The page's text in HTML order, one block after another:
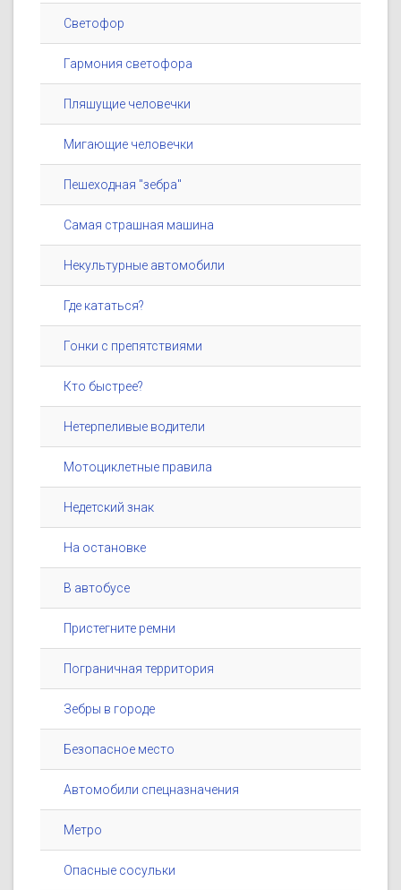
Светофор
Гармония светофора
Пляшущие человечки
Мигающие человечки
Пешеходная "зебра"
Самая страшная машина
Некультурные автомобили
Где кататься?
Гонки с препятствиями
Кто быстрее?
Нетерпеливые водители
Мотоциклетные правила
Недетский знак
На остановке
В автобусе
Пристегните ремни
Пограничная территория
Зебры в городе
Безопасное место
Автомобили спецназначения
Метро
Опасные сосульки